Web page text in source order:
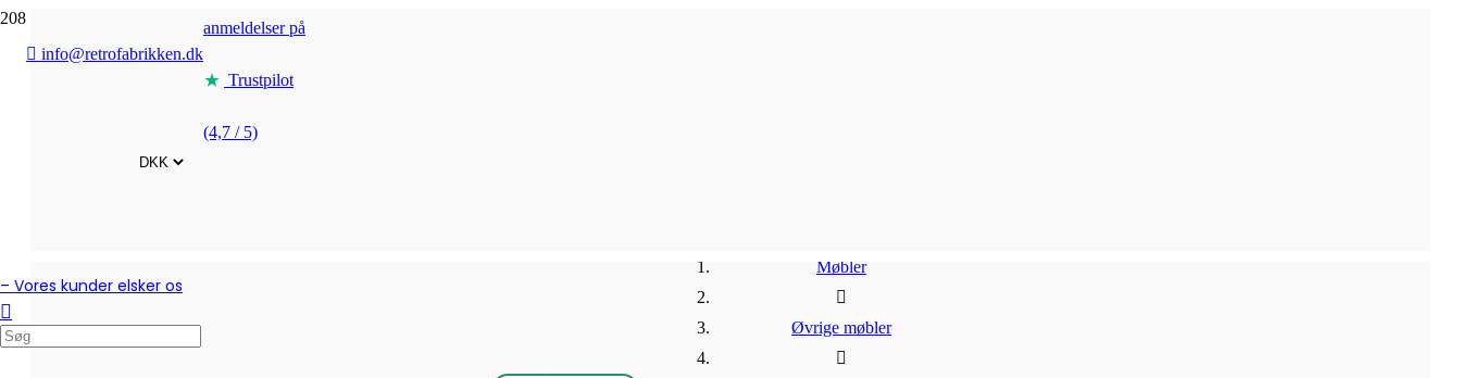
info@retrofabrikken.dk
anmeldelser på
Trustpilot
(4,7 / 5)
– Vores kunder elsker os
Møbler
Øvrige møbler